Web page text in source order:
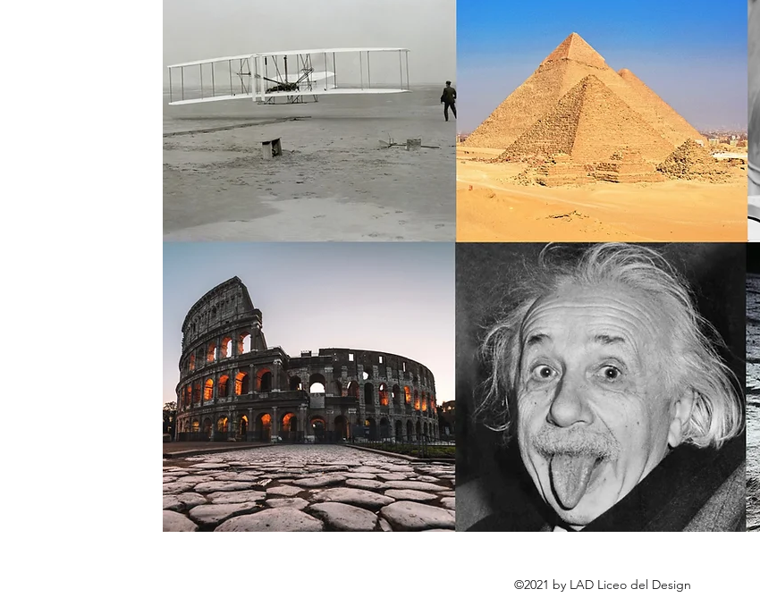
©2021 by LAD Liceo del Design